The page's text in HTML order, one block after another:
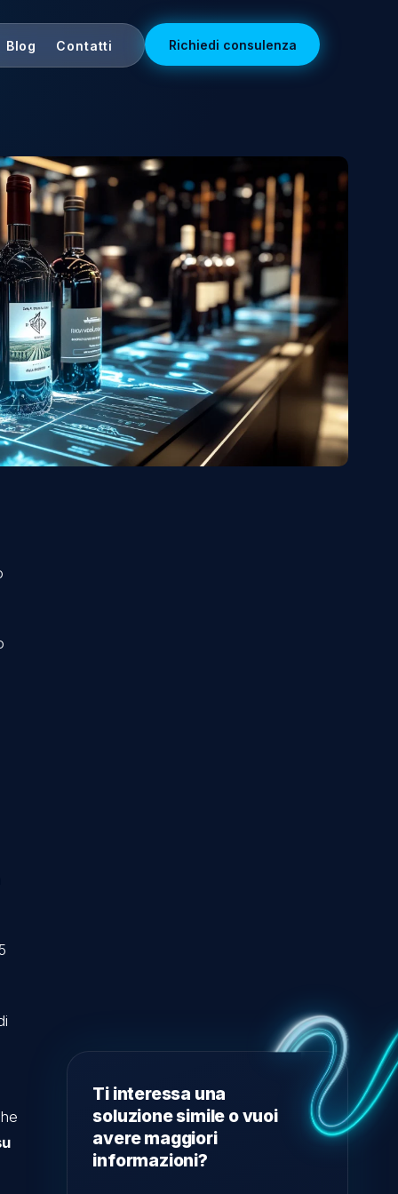
Tecnologia Blog Contatti Richiedi
ad esso
in contatto
il proprio
del
di oltre 5
ad aziende di